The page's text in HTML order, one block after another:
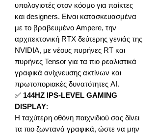
υπολογιστές στον κόσμο για παίκτες
και designers. Είναι κατασκευασμένα
με το βραβευμένο Ampere, την
αρχιτεκτονική RTX δεύτερης γενιάς της
NVIDIA, με νέους πυρήνες RT και
πυρήνες Tensor για τα πιο ρεαλιστικά
γραφικά ανίχνευσης ακτίνων και
πρωτοποριακές δυνατότητες AI.
✅ 144HZ IPS-LEVEL GAMING
DISPLAY:
Η ταχύτερη οθόνη παιχνιδιού σας δίνει
τα πιο ζωντανά γραφικά, ώστε να μην